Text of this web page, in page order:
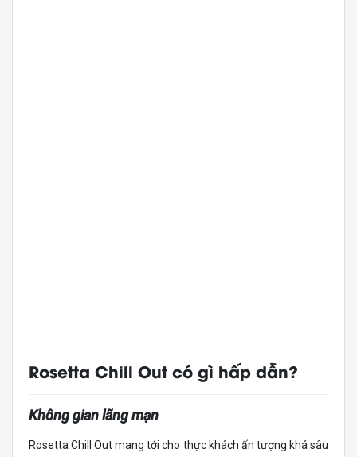
Rosetta Chill Out có gì hấp dẫn?
Không gian lãng mạn
Rosetta Chill Out mang tới cho thực khách ấn tượng khá sâu